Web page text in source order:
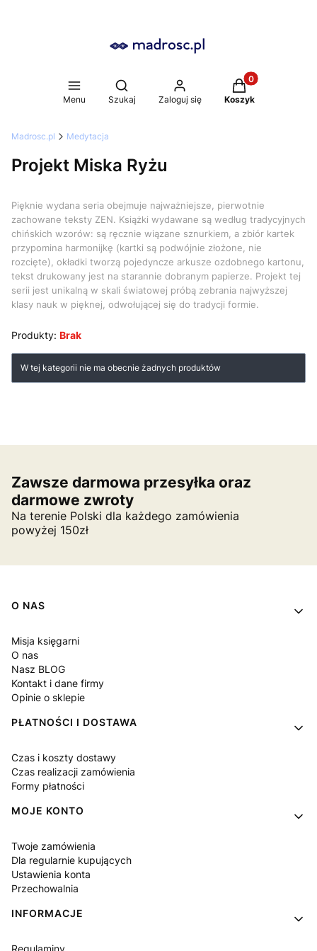
Menu
Otwórz wyszukiwarkę
Szukaj Zaloguj się
Produkty w
Koszyk
Madrosc.pl Medytacja
Projekt Miska Ryżu
Pięknie wydana seria obejmuje najważniejsze, pierwotnie
zachowane teksty ZEN. Książki wydawane są według tradycyjnych
chińskich wzorów: są ręcznie wiązane sznurkiem, a zbiór kartek
przypomina harmonijkę (kartki są podwójnie złożone, nie
rozcięte), okładki tworzą pojedyncze arkusze ozdobnego kartonu,
tekst drukowany jest na starannie dobranym papierze. Projekt tej
serii jest unikalną w skali światowej próbą zebrania najwyższej
klasy nauk w pięknej, odwołującej się do tradycji formie.
Produkty: Brak
Lista produktów
W tej kategorii nie ma obecnie żadnych produktów
Zawsze darmowa przesyłka oraz
darmowe zwroty
Na terenie Polski dla każdego zamówienia
powyżej 150zł
Linki w stopce
O NAS
Misja księgarni
O nas
Nasz BLOG
Kontakt i dane firmy
Opinie o sklepie
PŁATNOŚCI I DOSTAWA
Czas i koszty dostawy
Czas realizacji zamówienia
Formy płatności
MOJE KONTO
Twoje zamówienia
Dla regularnie kupujących
Ustawienia konta
Przechowalnia
INFORMACJE
Regulaminy